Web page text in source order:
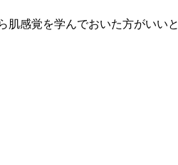
肌感覚を学んでおいた方がいいと